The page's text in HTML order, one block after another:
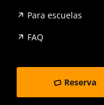
Para escuelas
FAQ
Reserva